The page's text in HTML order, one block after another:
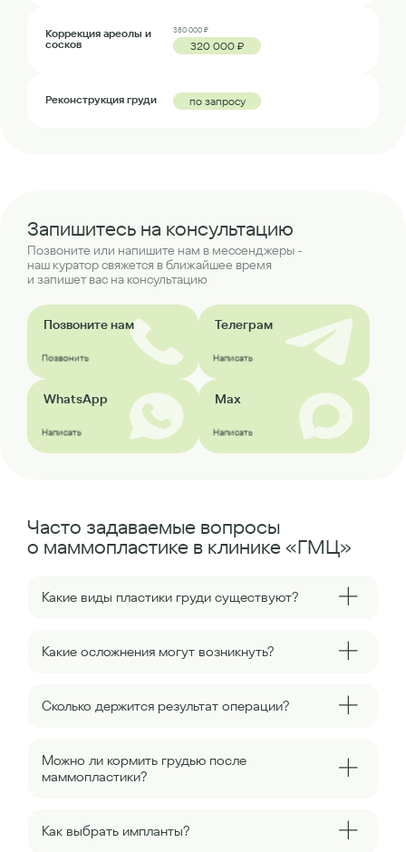
Коррекция ареолы и
сосков
380 000 ₽
320 000 ₽
Реконструкция груди по запросу
Запишитесь на консультацию
Позвоните или напишите нам в мессенджеры -
наш куратор свяжется в ближайшее время
и запишет вас на консультацию
Позвоните нам
Позвонить
Телеграм
Написать
WhatsApp
Написать
Max
Написать
Часто задаваемые вопросы
о маммопластике в клинике «ГМЦ»
Какие виды пластики груди существуют?
Какие осложнения могут возникнуть?
Сколько держится результат операции?
Можно ли кормить грудью после
маммопластики?
Как выбрать импланты?